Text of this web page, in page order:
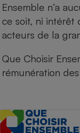
Ensemble n’a
ce soit, ni intérêt
acteurs de la
Que Choisir
rémunération